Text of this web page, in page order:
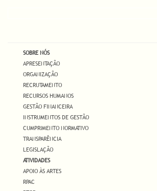
SOBRE NÓS
APRESENTAÇÃO
ORGANIZAÇÃO
RECRUTAMENTO
RECURSOS HUMANOS
GESTÃO FINANCEIRA
INSTRUMENTOS DE GESTÃO
CUMPRIMENTO NORMATIVO
TRANSPARÊNCIA
LEGISLAÇÃO
ATIVIDADES
APOIO ÀS ARTES
RPAC